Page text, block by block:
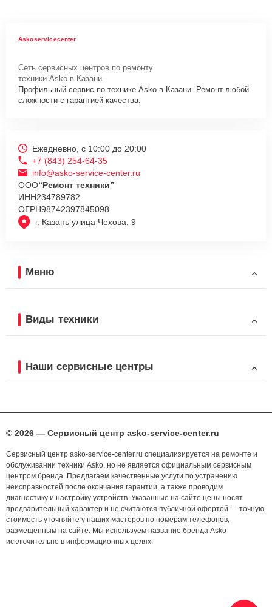
Askoservicecenter
Сеть сервисных центров по ремонту
техники Asko в Казани.
Профильный сервис по технике Asko в Казани. Ремонт любой
сложности с гарантией качества.
г. Казань улица Чехова, 9
Ежедневно, с 10:00 до 20:00
+7 (843) 254-64-35
info@asko-service-center.ru
ООО“Ремонт техники”
ИНН234789782
ОГРН98742397845098
Меню
Виды техники
Наши сервисные центры
© 2026 — Сервисный центр asko-service-center.ru
Сервисный центр asko-service-center.ru специализируется на ремонте и
обслуживании техники Asko, но не является официальным сервисным
центром бренда. Предлагаем качественные услуги по устранению
неисправностей после окончания гарантии, а также проводим
диагностику и настройку устройств. Указанные на сайте цены носят
предварительный характер и не считаются публичной офертой — точную
стоимость уточняйте у наших мастеров по номерам телефонов,
размещённым на сайте. Мы используем название бренда Asko
исключительно в информационных целях.